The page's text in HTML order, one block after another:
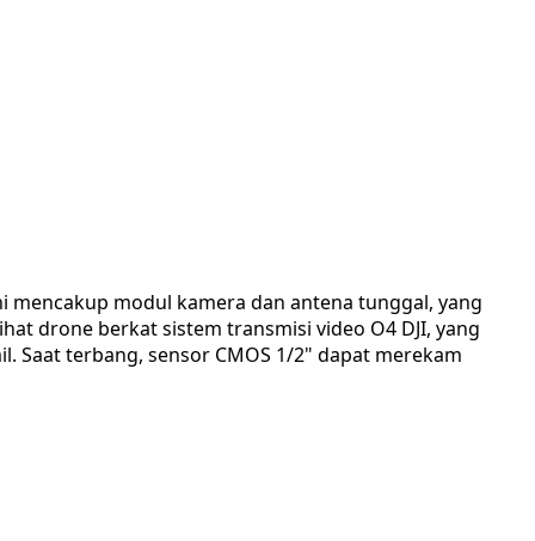
mencakup modul kamera dan antena tunggal, yang
drone berkat sistem transmisi video O4 DJI, yang
Saat terbang, sensor CMOS 1/2" dapat merekam